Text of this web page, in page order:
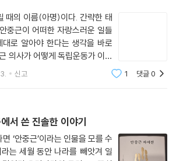
때의 이름(아명)이다. 간략한 태
중근이 어떠한 자랑스러운 일들
로 알아야 한다는 생각을 바로
의사가 어떻게 독립운동가 이면
한 이분의 삶을 누구 제대로 아는
신고 1 댓글0
서 쓴 진솔한 이야기
‘안중근’이라는 인물을 모를 수
는 세월 동안 나라를 빼앗겨 일